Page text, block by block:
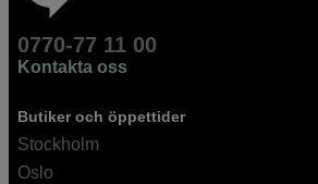
0770-77 11 00
Kontakta oss
Butiker och öppettider
Stockholm
Oslo